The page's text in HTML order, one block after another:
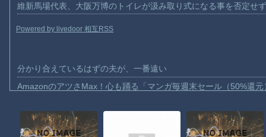
維新馬場代表、大阪万博のトイレが汲み取り式になる事を否定せ
Powered by livedoor 相互RSS
分かり合えているはずの夫が、一番遠い
AmazonのアツさMax！心も踊る「マンガ毎週末セール（50%還
【画像】十二支合体！！ところでその前足、猫じゃね？